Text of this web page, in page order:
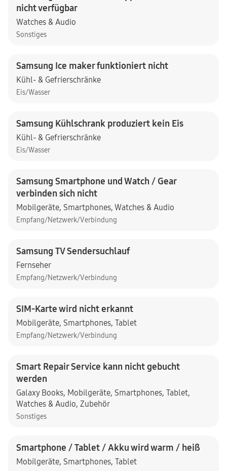
nicht verfügbar
Watches & Audio
Sonstiges
Samsung Ice maker funktioniert nicht
Kühl- & Gefrierschränke
Eis/Wasser
Samsung Kühlschrank produziert kein Eis
Kühl- & Gefrierschränke
Eis/Wasser
Samsung Smartphone und Watch / Gear
verbinden sich nicht
Mobilgeräte, Smartphones, Watches & Audio
Empfang/Netzwerk/Verbindung
Samsung TV Sendersuchlauf
Fernseher
Empfang/Netzwerk/Verbindung
SIM-Karte wird nicht erkannt
Mobilgeräte, Smartphones, Tablet
Empfang/Netzwerk/Verbindung
Smart Repair Service kann nicht gebucht
werden
Galaxy Books, Mobilgeräte, Smartphones, Tablet,
Watches & Audio, Zubehör
Sonstiges
Smartphone / Tablet / Akku wird warm / heiß
Mobilgeräte, Smartphones, Tablet